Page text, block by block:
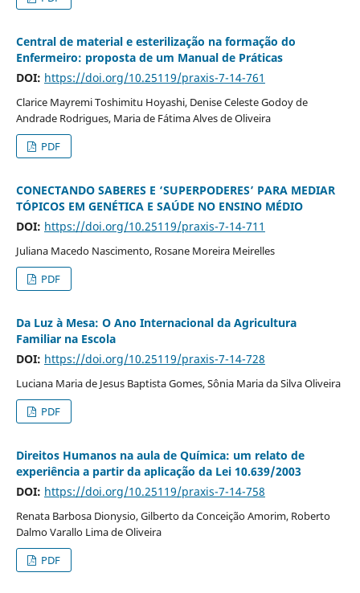
Central de material e esterilização na formação do
Enfermeiro: proposta de um Manual de Práticas
DOI: https://doi.org/10.25119/praxis-7-14-761
Clarice Mayremi Toshimitu Hoyashi, Denise Celeste Godoy de
Andrade Rodrigues, Maria de Fátima Alves de Oliveira
PDF
CONECTANDO SABERES E ‘SUPERPODERES’ PARA MEDIAR
TÓPICOS EM GENÉTICA E SAÚDE NO ENSINO MÉDIO
DOI: https://doi.org/10.25119/praxis-7-14-711
Juliana Macedo Nascimento, Rosane Moreira Meirelles
PDF
Da Luz à Mesa: O Ano Internacional da Agricultura
Familiar na Escola
DOI: https://doi.org/10.25119/praxis-7-14-728
Luciana Maria de Jesus Baptista Gomes, Sônia Maria da Silva Oliveira
PDF
Direitos Humanos na aula de Química: um relato de
experiência a partir da aplicação da Lei 10.639/2003
DOI: https://doi.org/10.25119/praxis-7-14-758
Renata Barbosa Dionysio, Gilberto da Conceição Amorim, Roberto
Dalmo Varallo Lima de Oliveira
PDF